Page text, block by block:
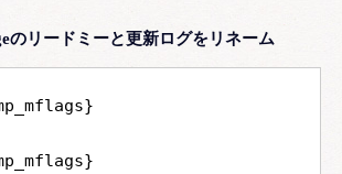
のリードミーと更新ログをリネーム